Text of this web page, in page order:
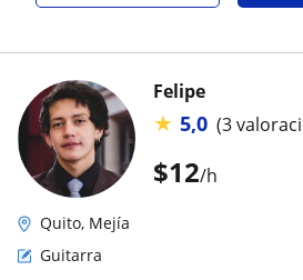
$12/h
Felipe
★ 5,0 (3
Quito, Mejía
Guitarra